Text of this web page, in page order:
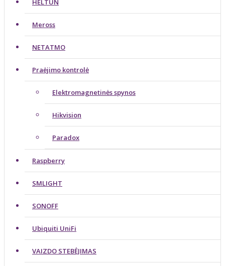
HELTUN
Meross
NETATMO
Praėjimo kontrolė
Elektromagnetinės spynos
Hikvision
Paradox
Raspberry
SMLIGHT
SONOFF
Ubiquiti UniFi
VAIZDO STEBĖJIMAS